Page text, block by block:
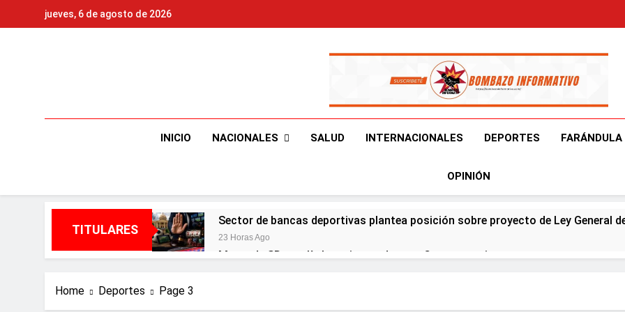
jueves, 6 de agosto de 2026
Bombazo
INICIO NACIONALES SALUD INTERNACIONALES DEPORTES FARÁNDULA
OPINIÓN
TITULARES
Sector de bancas deportivas plantea posición sobre proyecto de Ley General
23 Horas Ago
Metro de SD amplía horario por Juegos Centroamericanos
Home Deportes Page 3